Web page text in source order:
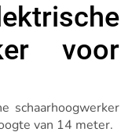
voor
schaarhoogwerker
van 14 meter.